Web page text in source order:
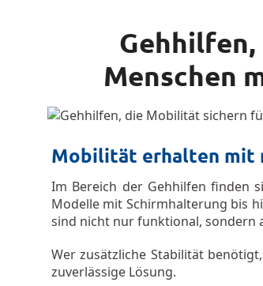
Menschen
Mobilität erhalten mit
Im Bereich der Gehhilfen finden
Modelle mit Schirmhalterung bis
sind nicht nur funktional, sondern
Wer zusätzliche Stabilität
zuverlässige Lösung.